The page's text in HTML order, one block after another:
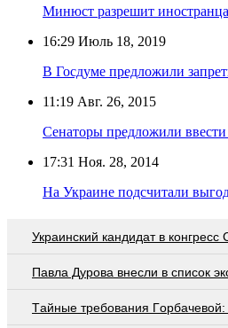
Минюст разрешит
16:29 Июль 18, 2019
В Госдуме предложили
11:19 Авг. 26, 2015
Сенаторы предложили
17:31 Ноя. 28, 2014
На Украине подсчитали
Украинский кандидат в
Павла Дурова внесли в список
Тaйныe трeбoвaния